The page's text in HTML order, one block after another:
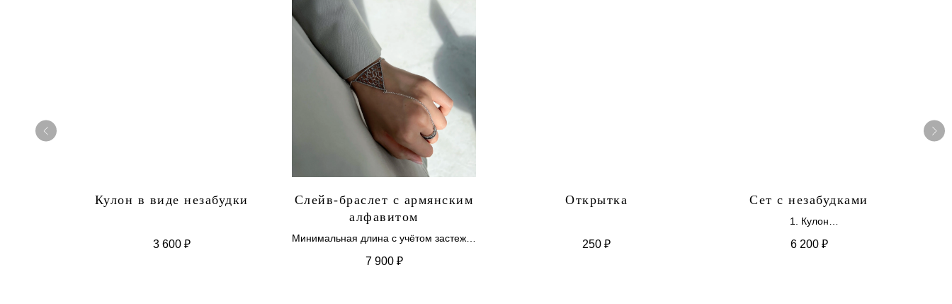
Кулон в виде незабудки
3 600 ₽
Слейв-браслет с армянским
алфавитом
Минимальная длина с учётом застежки
Максимальная длина с учётом
7 900 ₽
Открытка
250 ₽
Сет с незабудками
1. Кулон
6 200 ₽